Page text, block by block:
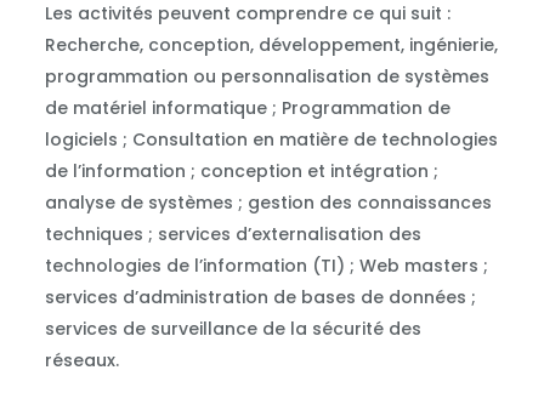
Les activités peuvent comprendre ce qui suit :
Recherche, conception, développement, ingénierie,
programmation ou personnalisation de systèmes
de matériel informatique ; Programmation de
logiciels ; Consultation en matière de technologies
de l’information ; conception et intégration ;
analyse de systèmes ; gestion des connaissances
techniques ; services d’externalisation des
technologies de l’information (TI) ; Web masters ;
services d’administration de bases de données ;
services de surveillance de la sécurité des
réseaux.